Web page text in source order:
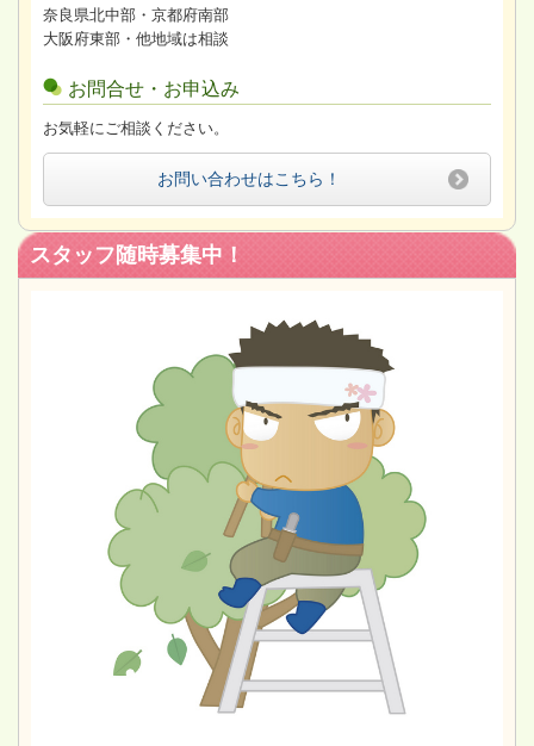
奈良県北中部・京都府南部
大阪府東部・他地域は相談
お問合せ・お申込み
お気軽にご相談ください。
お問い合わせはこちら！
スタッフ随時募集中！